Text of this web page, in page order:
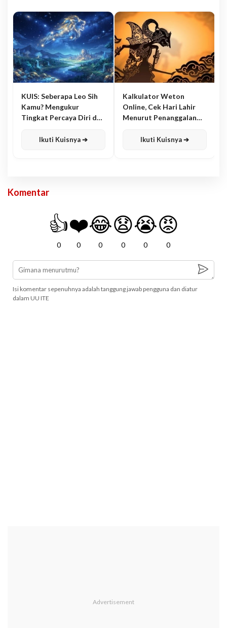
KUIS: Seberapa Leo Sih
Kamu? Mengukur
Tingkat Percaya Diri dan
Ikuti Kuisnya ➔
Kalkulator Weton
Online, Cek Hari Lahir
Menurut Penanggalan
Ikuti Kuisnya ➔
Komentar
👍
0
❤️
0
😂
0
😧
0
😭
0
😡
0
Isi komentar sepenuhnya adalah tanggung jawab pengguna dan diatur
dalam UU ITE